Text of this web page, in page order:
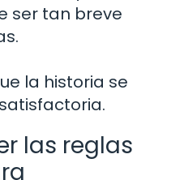
ser tan breve
la historia se
las reglas